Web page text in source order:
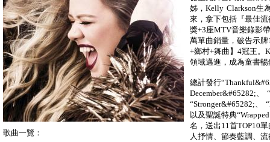
姊，Kelly Clarkson生
來，拿下包括『最佳
獎+3座MTV音樂錄影
萬單曲銷量，破告示
+鄉村+舞曲】4冠王。
領域邁進，成為童書
總計發行
December&#65282;、
“Stronger&#65282;、
以及聖誕特典
名，送出11首TOP10
人抒情、節奏藍調、
歌曲一覽：